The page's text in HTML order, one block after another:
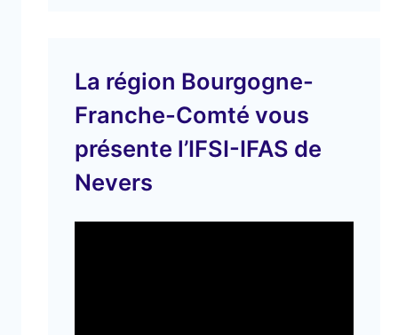
La région Bourgogne-
Franche-Comté vous
présente l’IFSI-IFAS de
Nevers